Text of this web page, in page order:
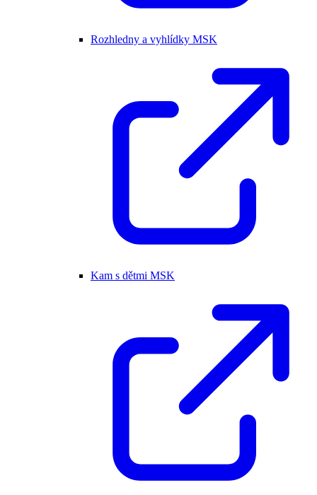
Rozhledny a vyhlídky MSK
Kam s dětmi MSK